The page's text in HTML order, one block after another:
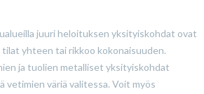
juuri heloituksen yksityiskohdat ovat
yhteen tai rikkoo kokonaisuuden.
ja tuolien metalliset yksityiskohdat
vetimien väriä valitessa. Voit myös